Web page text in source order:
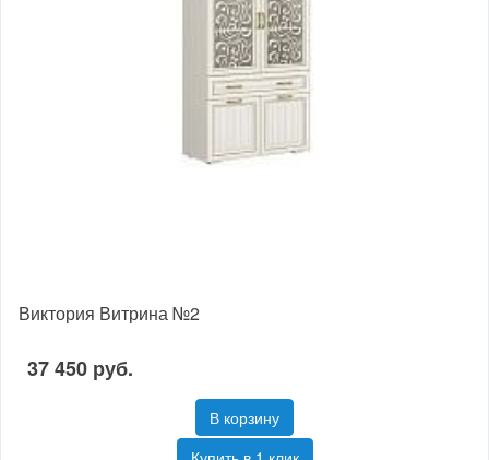
Виктория Витрина №2
37 450 руб.
В корзину